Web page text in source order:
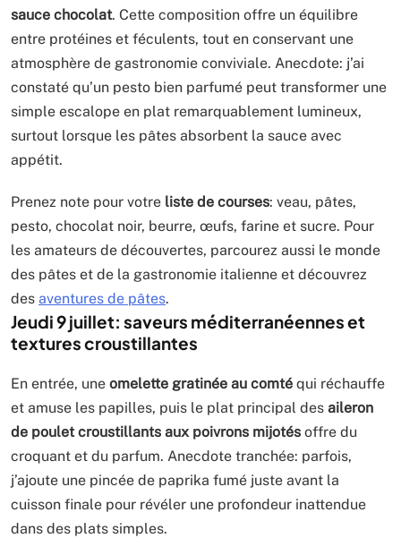
sauce chocolat. Cette composition offre un équilibre
entre protéines et féculents, tout en conservant une
atmosphère de gastronomie conviviale. Anecdote: j’ai
constaté qu’un pesto bien parfumé peut transformer une
simple escalope en plat remarquablement lumineux,
surtout lorsque les pâtes absorbent la sauce avec
appétit.
Prenez note pour votre liste de courses: veau, pâtes,
pesto, chocolat noir, beurre, œufs, farine et sucre. Pour
les amateurs de découvertes, parcourez aussi le monde
des pâtes et de la gastronomie italienne et découvrez
des aventures de pâtes.
Jeudi 9 juillet: saveurs méditerranéennes et
textures croustillantes
En entrée, une omelette gratinée au comté qui réchauffe
et amuse les papilles, puis le plat principal des aileron
de poulet croustillants aux poivrons mijotés offre du
croquant et du parfum. Anecdote tranchée: parfois,
j’ajoute une pincée de paprika fumé juste avant la
cuisson finale pour révéler une profondeur inattendue
dans des plats simples.